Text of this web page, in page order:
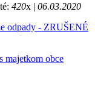
420x | 06.03.2020
odpady - ZRUŠENÉ
majetkom obce